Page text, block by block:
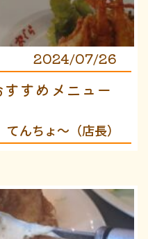
2024/07/26
すめメニュー
てんちょ〜（店長）